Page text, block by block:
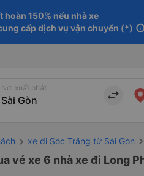
hoàn 150% nếu nhà xe
cấp dịch vụ vận chuyển (*)
Nơi xuất phát
import_export
xe đi Sóc Trăng từ Sài Gòn
vé xe 6 nhà xe đi Long